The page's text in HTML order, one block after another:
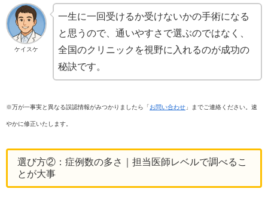
ケイスケ
一生に一回受けるか受けないかの手術になる
と思うので、通いやすさで選ぶのではなく、
全国のクリニックを視野に入れるのが成功の
秘訣です。
※万が一事実と異なる誤認情報がみつかりましたら「お問い合わせ 」までご連絡ください。速
やかに修正いたします。
選び方②：症例数の多さ｜担当医師レベルで調べるこ
とが大事